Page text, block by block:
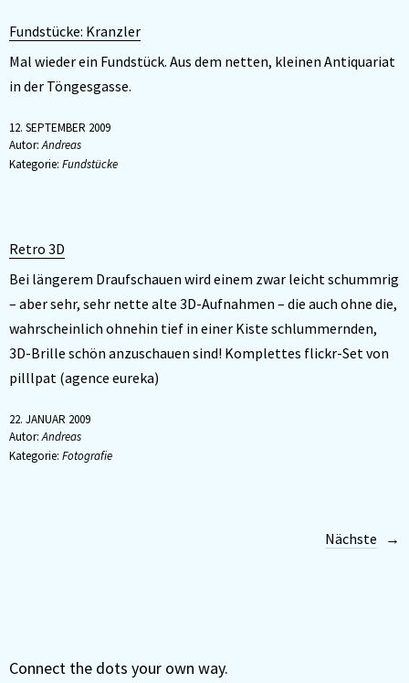
Fundstücke: Kranzler
Mal wieder ein Fundstück. Aus dem netten, kleinen Antiquariat
in der Töngesgasse.
12. SEPTEMBER 2009
Autor:Andreas
Kategorie: Fundstücke
Retro 3D
Bei längerem Draufschauen wird einem zwar leicht schummrig
– aber sehr, sehr nette alte 3D-Aufnahmen – die auch ohne die,
wahrscheinlich ohnehin tief in einer Kiste schlummernden,
3D-Brille schön anzuschauen sind! Komplettes flickr-Set von
pilllpat (agence eureka)
22. JANUAR 2009
Autor:Andreas
Kategorie: Fotografie
Nächste
Connect the dots your own way.